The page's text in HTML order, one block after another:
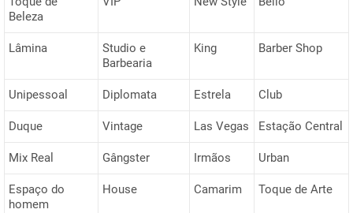
Beleza
Lâmina
Studio e
Barbearia
King Barber Shop
Unipessoal Diplomata Estrela Club
Duque Vintage Las Vegas Estação Central
Mix Real Gângster Irmãos Urban
Espaço do
homem
House Camarim Toque de Arte